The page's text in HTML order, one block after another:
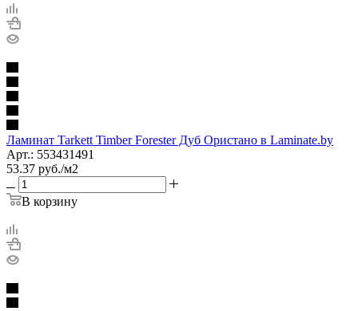
Ламинат Tarkett Timber Forester Дуб Ористано в Laminate.by
Арт.: 553431491
53.37 руб./м2
В корзину